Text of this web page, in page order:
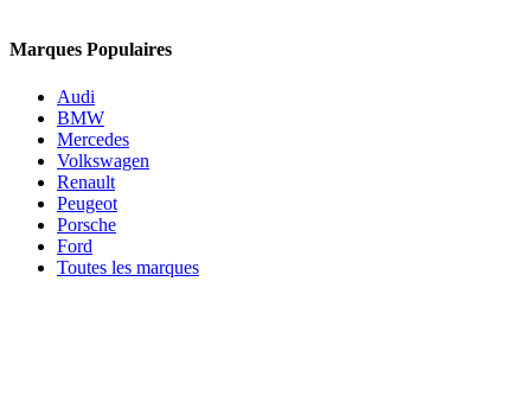
Marques Populaires
Audi
BMW
Mercedes
Volkswagen
Renault
Peugeot
Porsche
Ford
Toutes les marques